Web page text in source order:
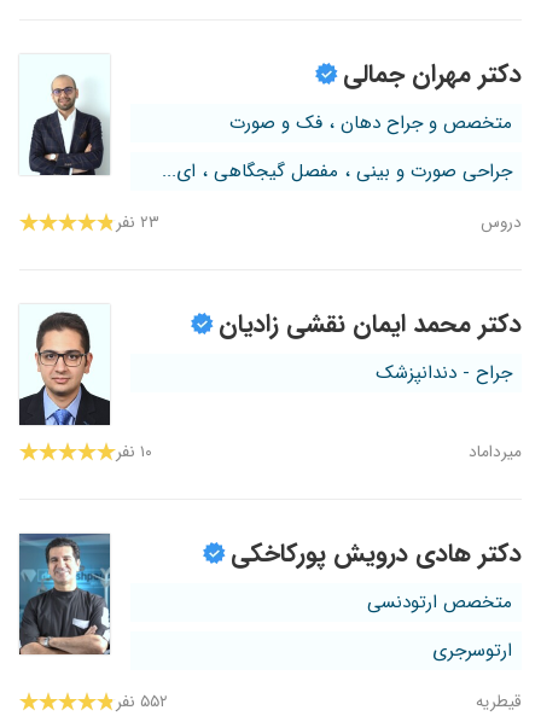
دکتر مهران جمالی
متخصص و جراح دهان ، فک و صورت
جراحی صورت و بینی ، مفصل گیجگاهی ، ای...
دروس ۲۳ نفر
دکتر محمد ایمان نقشی زادیان
جراح - دندانپزشک
میرداماد ۱۰ نفر
دکتر هادی درویش پورکاخکی
متخصص ارتودنسی
ارتوسرجری
قیطریه ۵۵۲ نفر